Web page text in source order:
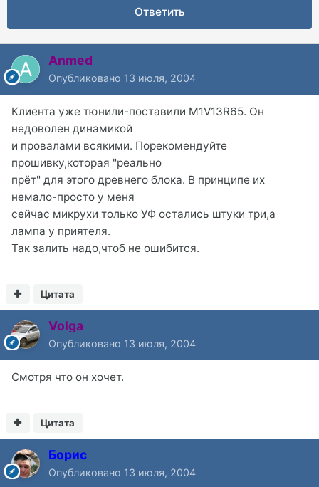
Ответить
Anmed
Опубликовано 13 июля, 2004
Клиента уже тюнили-поставили M1V13R65. Он
недоволен динамикой
и провалами всякими. Порекомендуйте
прошивку,которая "реально
прёт" для этого древнего блока. В принципе их
немало-просто у меня
сейчас микрухи только УФ остались штуки три,а
лампа у приятеля.
Так залить надо,чтоб не ошибится.
Цитата
Volga
Опубликовано 13 июля, 2004
Смотря что он хочет.
Цитата
Борис
Опубликовано 13 июля, 2004